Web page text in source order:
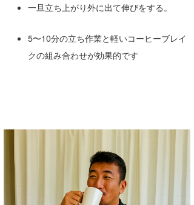
一旦立ち上がり外に出て伸びをする。
5〜10分の立ち作業と軽いコーヒーブレイ
クの組み合わせが効果的です